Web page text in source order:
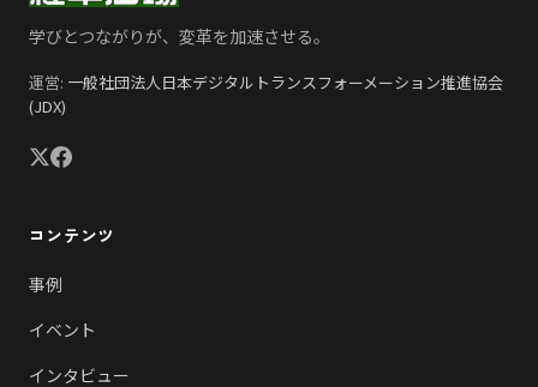
学びとつながりが、変革を加速させる。
運営: 一般社団法人日本デジタルトランスフォーメーション推進協会
(JDX)
コンテンツ
事例
イベント
インタビュー